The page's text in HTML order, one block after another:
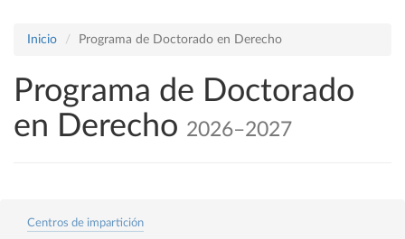
Inicio Programa de Doctorado en Derecho
Programa de Doctorado
en Derecho 2026–2027
Centros de impartición